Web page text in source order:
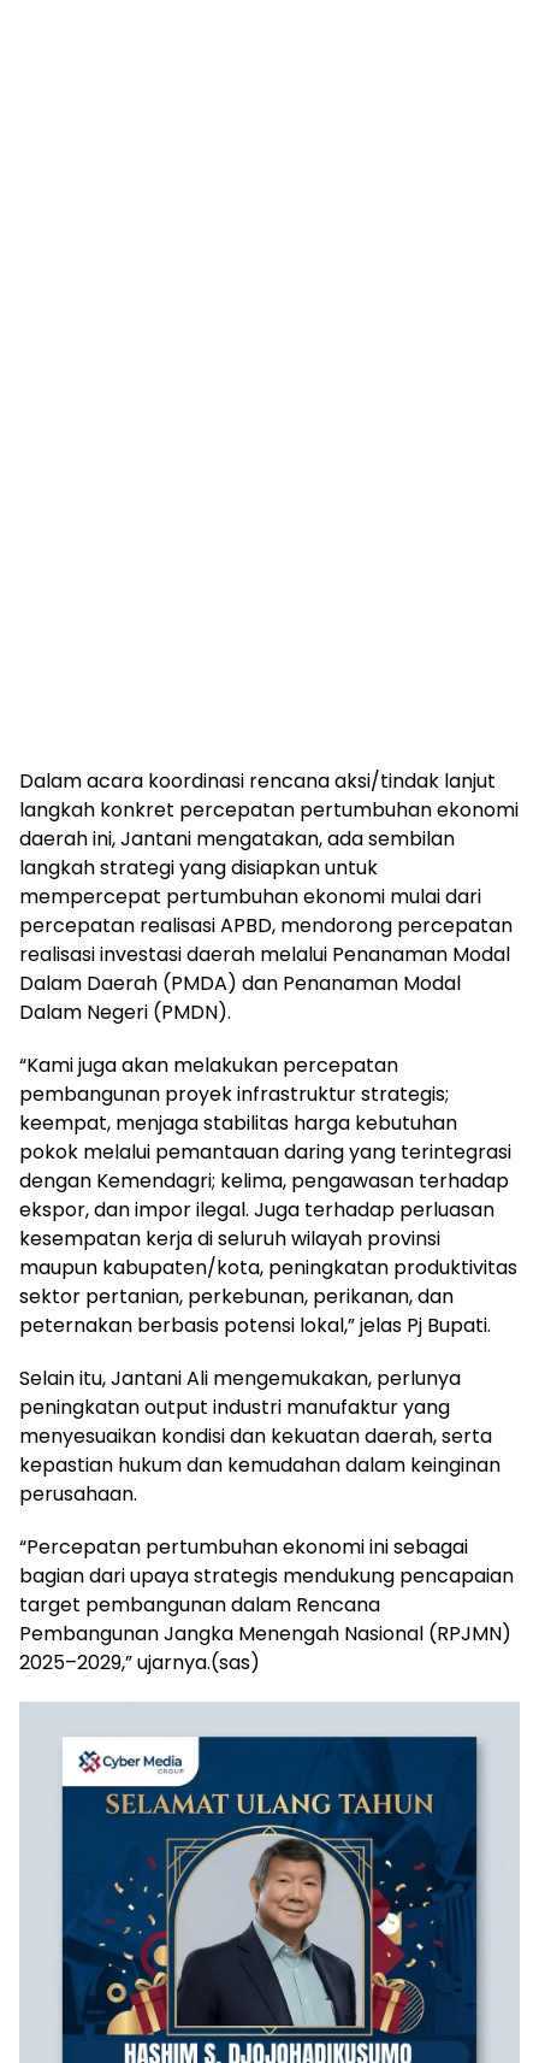
Dalam acara koordinasi rencana aksi/tindak lanjut
langkah konkret percepatan pertumbuhan ekonomi
daerah ini, Jantani mengatakan, ada sembilan
langkah strategi yang disiapkan untuk
mempercepat pertumbuhan ekonomi mulai dari
percepatan realisasi APBD, mendorong percepatan
realisasi investasi daerah melalui Penanaman Modal
Dalam Daerah (PMDA) dan Penanaman Modal
Dalam Negeri (PMDN).
“Kami juga akan melakukan percepatan
pembangunan proyek infrastruktur strategis;
keempat, menjaga stabilitas harga kebutuhan
pokok melalui pemantauan daring yang terintegrasi
dengan Kemendagri; kelima, pengawasan terhadap
ekspor, dan impor ilegal. Juga terhadap perluasan
kesempatan kerja di seluruh wilayah provinsi
maupun kabupaten/kota, peningkatan produktivitas
sektor pertanian, perkebunan, perikanan, dan
peternakan berbasis potensi lokal,” jelas Pj Bupati.
Selain itu, Jantani Ali mengemukakan, perlunya
peningkatan output industri manufaktur yang
menyesuaikan kondisi dan kekuatan daerah, serta
kepastian hukum dan kemudahan dalam keinginan
perusahaan.
“Percepatan pertumbuhan ekonomi ini sebagai
bagian dari upaya strategis mendukung pencapaian
target pembangunan dalam Rencana
Pembangunan Jangka Menengah Nasional (RPJMN)
2025–2029,” ujarnya.(sas)